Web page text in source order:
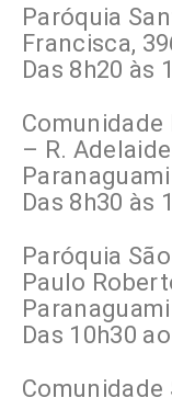
Paróquia
Francisca,
Das 8h20 às
Comunidade
– R.
Das 8h30 às
Paróquia
Paulo
Das 10h30
Comunidade